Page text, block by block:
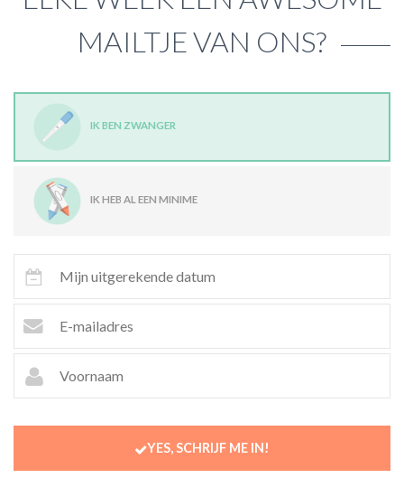
MAILTJE VAN ONS?
IK BEN ZWANGER
IK HEB AL EEN MINIME
YES, SCHRIJF ME IN!